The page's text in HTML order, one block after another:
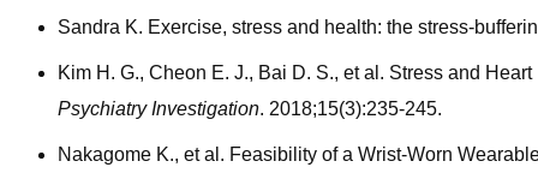
Sandra K. Exercise, stress and health: the stress-
Kim H. G., Cheon E. J., Bai D. S., et al. Stress and
Psychiatry Investigation. 2018;15(3):235-245.
Nakagome K., et al. Feasibility of a Wrist-Worn